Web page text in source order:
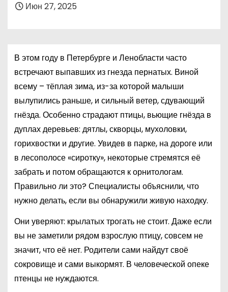
Июн 27, 2025
В этом году в Петербурге и Ленобласти часто
встречают выпавших из гнезда пернатых. Виной
всему – тёплая зима, из-за которой малыши
вылупились раньше, и сильный ветер, сдувающий
гнёзда. Особенно страдают птицы, вьющие гнёзда в
дуплах деревьев: дятлы, скворцы, мухоловки,
горихвостки и другие. Увидев в парке, на дороге или
в лесополосе «сиротку», некоторые стремятся её
забрать и потом обращаются к орнитологам.
Правильно ли это? Специалисты объяснили, что
нужно делать, если вы обнаружили живую находку.
Они уверяют: крылатых трогать не стоит. Даже если
вы не заметили рядом взрослую птицу, совсем не
значит, что её нет. Родители сами найдут своё
сокровище и сами выкормят. В человеческой опеке
птенцы не нуждаются.